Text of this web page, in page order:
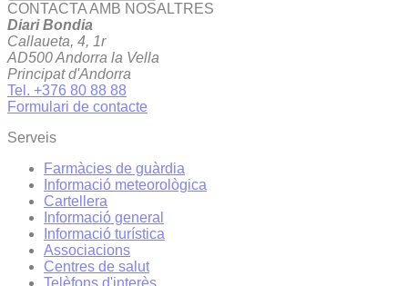
CONTACTA AMB NOSALTRES
Diari Bondia
Callaueta, 4, 1r
AD500 Andorra la Vella
Principat d'Andorra
Tel. +376 80 88 88
Formulari de contacte
Serveis
Farmàcies de guàrdia
Informació meteorològica
Cartellera
Informació general
Informació turística
Associacions
Centres de salut